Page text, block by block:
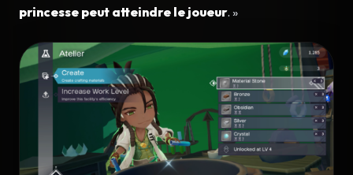
princesse peut atteindre le joueur. »